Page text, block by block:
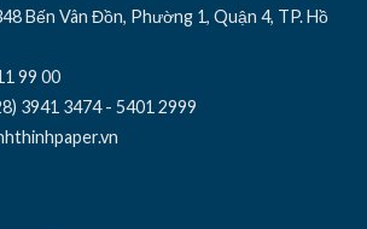
Bến Vân Đồn, Phường 1, Quận 4, TP. Hồ
99 00
3941 3474 - 5401 2999